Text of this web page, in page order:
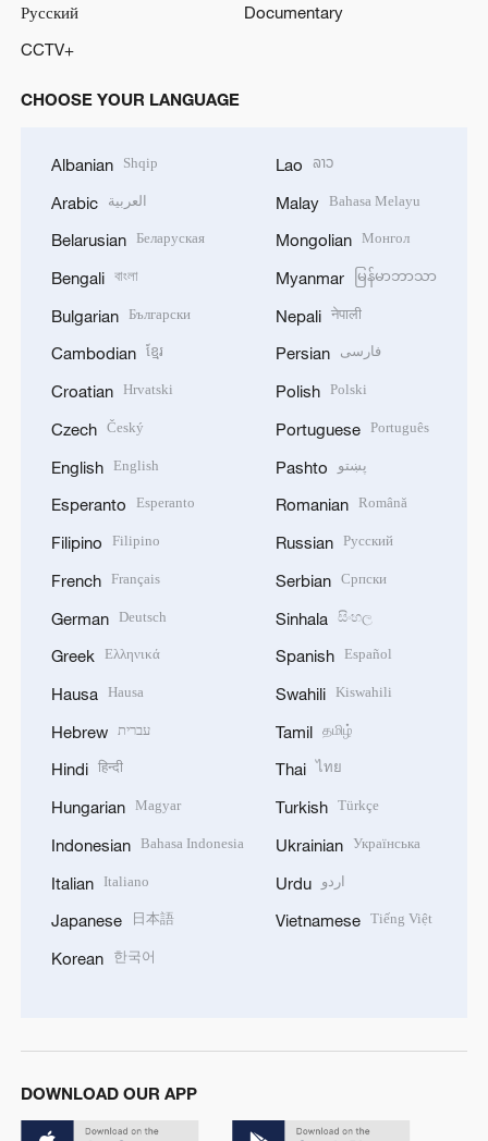
Русский
Documentary
CCTV+
CHOOSE YOUR LANGUAGE
Albanian Shqip
Arabic العربية
Belarusian Беларуская
Bengali বাংলা
Bulgarian Български
Cambodian ខ្មែរ
Croatian Hrvatski
Czech Český
English English
Esperanto Esperanto
Filipino Filipino
French Français
German Deutsch
Greek Ελληνικά
Hausa Hausa
Hebrew עברית
Hindi हिन्दी
Hungarian Magyar
Indonesian Bahasa Indonesia
Italian Italiano
Japanese 日本語
Korean 한국어
Lao ລາວ
Malay Bahasa Melayu
Mongolian Монгол
Myanmar မြန်မာဘာသာ
Nepali नेपाली
Persian فارسی
Polish Polski
Portuguese Português
Pashto پښتو
Romanian Română
Russian Русский
Serbian Српски
Sinhala සිංහල
Spanish Español
Swahili Kiswahili
Tamil தமிழ்
Thai ไทย
Turkish Türkçe
Ukrainian Українська
Urdu اردو
Vietnamese Tiếng Việt
DOWNLOAD OUR APP